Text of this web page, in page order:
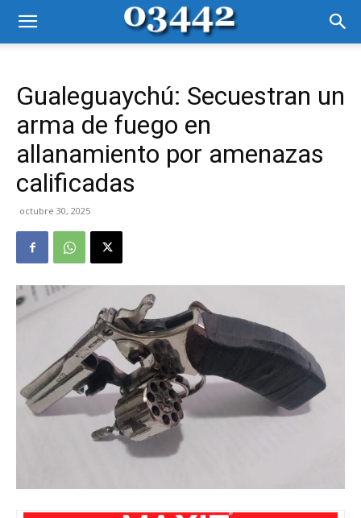
Gualeguaychú: Secuestran un
arma de fuego en
allanamiento por amenazas
calificadas
octubre 30, 2025